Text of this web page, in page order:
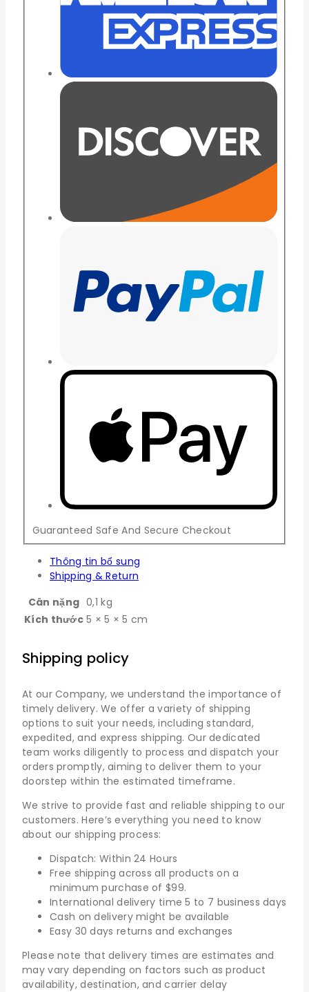
Guaranteed Safe And Secure Checkout
Thông tin bổ sung
Shipping & Return
Cân nặng 0,1 kg
Kích thước 5 × 5 × 5 cm
Shipping policy
At our Company, we understand the importance of
timely delivery. We offer a variety of shipping
options to suit your needs, including standard,
expedited, and express shipping. Our dedicated
team works diligently to process and dispatch your
orders promptly, aiming to deliver them to your
doorstep within the estimated timeframe.
We strive to provide fast and reliable shipping to our
customers. Here’s everything you need to know
about our shipping process:
Dispatch: Within 24 Hours
Free shipping across all products on a
minimum purchase of $99.
International delivery time 5 to 7 business days
Cash on delivery might be available
Easy 30 days returns and exchanges
Please note that delivery times are estimates and
may vary depending on factors such as product
availability, destination, and carrier delay